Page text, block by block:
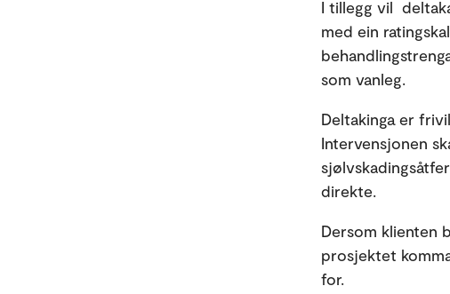
I tillegg vil
med ein
som vanleg.
Deltakinga er
Intervensjonen
direkte.
Dersom klienten
prosjektet
for.